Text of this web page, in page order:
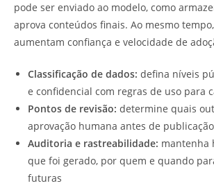
pode ser enviado ao modelo, como
aprova conteúdos finais. Ao mesmo
aumentam confiança e velocidade de
Classificação de dados: defina níveis
e confidencial com regras de uso para
Pontos de revisão: determine quais
aprovação humana antes de
Auditoria e rastreabilidade: mantenha
que foi gerado, por quem e quando
futuras